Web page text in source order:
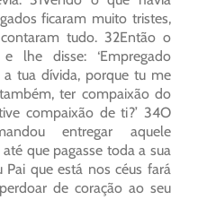
ficaram muito tristes,
tudo. 32Então o
lhe disse: ‘Empregado
tua dívida, porque tu me
ter compaixão do
compaixão de ti?’ 34O
entregar aquele
que pagasse toda a sua
que está nos céus fará
de coração ao seu